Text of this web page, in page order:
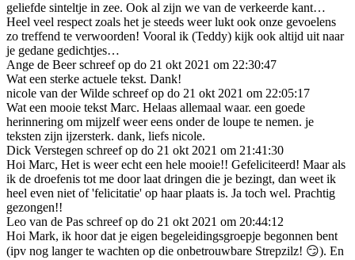
geliefde sinteltje in zee. Ook al zijn we van de verkeerde kant…
Heel veel respect zoals het je steeds weer lukt ook onze gevoelens
zo treffend te verwoorden! Vooral ik (Teddy) kijk ook altijd uit naar
je gedane gedichtjes…
Ange de Beer schreef op do 21 okt 2021 om 22:30:47
Wat een sterke actuele tekst. Dank!
nicole van der Wilde schreef op do 21 okt 2021 om 22:05:17
Wat een mooie tekst Marc. Helaas allemaal waar. een goede
herinnering om mijzelf weer eens onder de loupe te nemen. je
teksten zijn ijzersterk. dank, liefs nicole.
Dick Verstegen schreef op do 21 okt 2021 om 21:41:30
Hoi Marc, Het is weer echt een hele mooie!! Gefeliciteerd! Maar als
ik de droefenis tot me door laat dringen die je bezingt, dan weet ik
heel even niet of 'felicitatie' op haar plaats is. Ja toch wel. Prachtig
gezongen!!
Leo van de Pas schreef op do 21 okt 2021 om 20:44:12
Hoi Mark, ik hoor dat je eigen begeleidingsgroepje begonnen bent
(ipv nog langer te wachten op die onbetrouwbare Strepzilz! 😏). En